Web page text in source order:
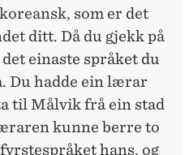
som er det
ditt. Då du gjekk på
einaste språket du
Du hadde ein lærar
til Målvik frå ein stad
kunne berre to
hans, og